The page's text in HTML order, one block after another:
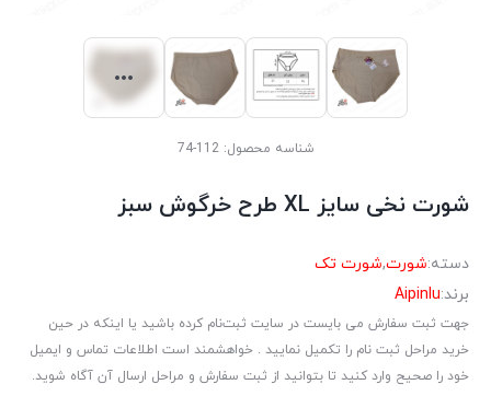
شناسه محصول:112-74
شورت نخی سایز XL طرح خرگوش سبز
دسته:شورت,شورت تک
برند:Aipinlu
جهت ثبت سفارش می بایست در سایت ثبت‌نام کرده باشید یا اینکه در حین
خرید مراحل ثبت نام را تکمیل نمایید . خواهشمند است اطلاعات تماس و ایمیل
خود را صحیح وارد کنید تا بتوانید از ثبت سفارش و مراحل ارسال آن آگاه شوید.